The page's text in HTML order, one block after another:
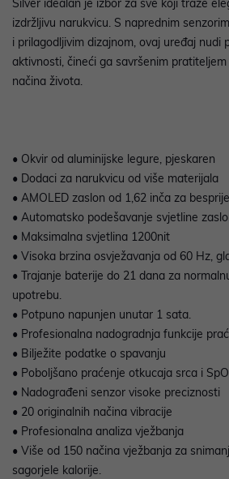
Silver idealan je izbor za sve koji traže
izdržljivu narukvicu. S naprednim
i prilagodljivim dizajnom, ovaj uređaj nudi
aktivnosti, čineći ga savršenim
načina života.
• Okvir od aluminijske legure, pjeskaren
• Dodaci za narukvicu od više materijala
• AMOLED zaslon od 1,62 inča za
• Automatsko podešavanje svjetline
• Maksimalna svjetlina 1200nit
• Visoka brzina osvježavanja od 60 Hz,
• Trajanje baterije do 21 dana za
upotrebu.
• Potpuno napunjen unutar 1 sata.
• Profesionalna nadogradnja funkcije
• Bilježite podatke o spavanju
• Poboljšano praćenje otkucaja srca i
• Nadograđeni senzor visoke preciznosti
• 20 originalnih načina vibracije
• Profesionalna analiza vježbanja
• Više od 150 načina vježbanja za
sagorjele kalorije.